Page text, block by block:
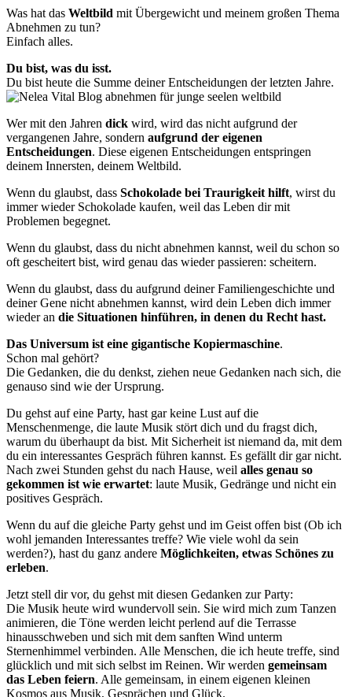
Was hat das Weltbild mit Übergewicht und meinem großen Thema
Abnehmen zu tun?
Einfach alles.
Du bist, was du isst.
Du bist heute die Summe deiner Entscheidungen der letzten Jahre.
Wer mit den Jahren dick wird, wird das nicht aufgrund der
vergangenen Jahre, sondern aufgrund der eigenen
Entscheidungen. Diese eigenen Entscheidungen entspringen
deinem Innersten, deinem Weltbild.
Wenn du glaubst, dass Schokolade bei Traurigkeit hilft, wirst du
immer wieder Schokolade kaufen, weil das Leben dir mit
Problemen begegnet.
Wenn du glaubst, dass du nicht abnehmen kannst, weil du schon so
oft gescheitert bist, wird genau das wieder passieren: scheitern.
Wenn du glaubst, dass du aufgrund deiner Familiengeschichte und
deiner Gene nicht abnehmen kannst, wird dein Leben dich immer
wieder an die Situationen hinführen, in denen du Recht hast.
Das Universum ist eine gigantische Kopiermaschine.
Schon mal gehört?
Die Gedanken, die du denkst, ziehen neue Gedanken nach sich, die
genauso sind wie der Ursprung.
Du gehst auf eine Party, hast gar keine Lust auf die
Menschenmenge, die laute Musik stört dich und du fragst dich,
warum du überhaupt da bist. Mit Sicherheit ist niemand da, mit dem
du ein interessantes Gespräch führen kannst. Es gefällt dir gar nicht.
Nach zwei Stunden gehst du nach Hause, weil alles genau so
gekommen ist wie erwartet: laute Musik, Gedränge und nicht ein
positives Gespräch.
Wenn du auf die gleiche Party gehst und im Geist offen bist (Ob ich
wohl jemanden Interessantes treffe? Wie viele wohl da sein
werden?), hast du ganz andere Möglichkeiten, etwas Schönes zu
erleben.
Jetzt stell dir vor, du gehst mit diesen Gedanken zur Party:
Die Musik heute wird wundervoll sein. Sie wird mich zum Tanzen
animieren, die Töne werden leicht perlend auf die Terrasse
hinausschweben und sich mit dem sanften Wind unterm
Sternenhimmel verbinden. Alle Menschen, die ich heute treffe, sind
glücklich und mit sich selbst im Reinen. Wir werden gemeinsam
das Leben feiern. Alle gemeinsam, in einem eigenen kleinen
Kosmos aus Musik, Gesprächen und Glück.